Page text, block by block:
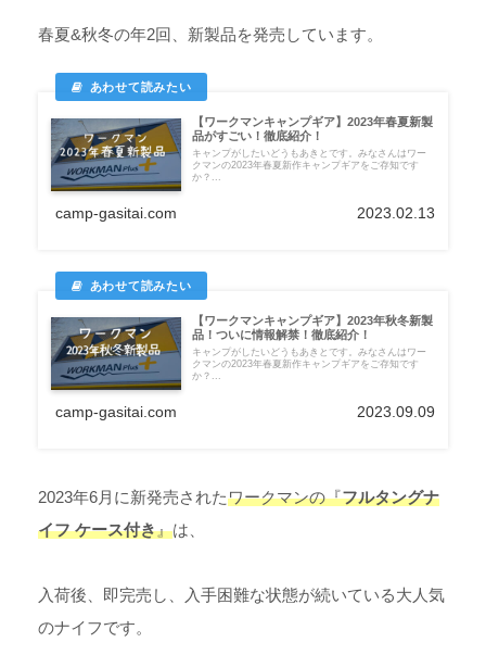
春夏&秋冬の年2回、新製品を発売しています。
【ワークマンキャンプギア】2023年春夏新製
品がすごい！徹底紹介！
キャンプがしたいどうもあきとです。みなさんはワー
クマンの2023年春夏新作キャンプギアをご存知です
か？...
camp-gasitai.com 2023.02.13
【ワークマンキャンプギア】2023年秋冬新製
品！ついに情報解禁！徹底紹介！
キャンプがしたいどうもあきとです。みなさんはワー
クマンの2023年春夏新作キャンプギアをご存知です
か？...
camp-gasitai.com 2023.09.09
2023年6月に新発売されたワークマンの『フルタングナ
イフ ケース付き』は、
入荷後、即完売し、入手困難な状態が続いている大人気
のナイフです。